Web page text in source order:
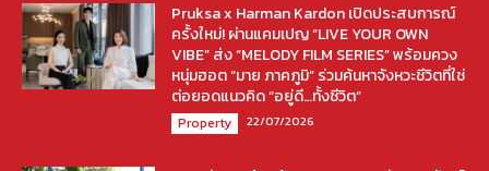
Pruksa x Harman Kardon เปิดประสบการณ์
ครั้งใหม่! ผ่านแคมเปญ “LIVE YOUR OWN
VIBE” ส่ง “MELODY FILM SERIES” พร้อมควง
หนุ่มฮอต “มาย ภาคภูมิ” ร่วมค้นหาจังหวะชีวิตที่ใช่
ต่อยอดแนวคิด “อยู่ดี…ทั้งชีวิต”
Property 22/07/2026